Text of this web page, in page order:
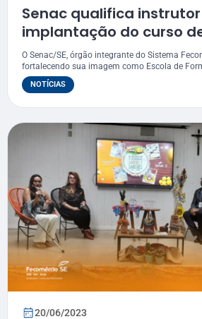
Senac qualifica
O Senac/SE, órgão integrante do Sistema
fortalecendo sua imagem como Escola de
NOTÍCIAS
20/06/2023